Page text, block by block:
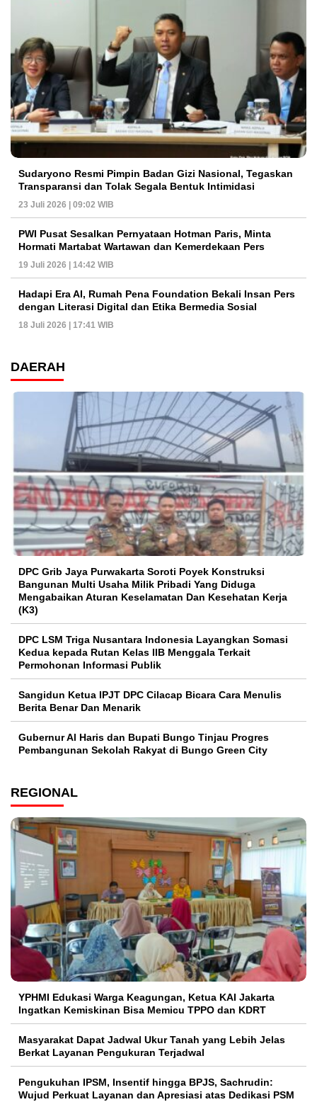
Sudaryono Resmi Pimpin Badan Gizi Nasional, Tegaskan
Transparansi dan Tolak Segala Bentuk Intimidasi
23 Juli 2026 | 09:02 WIB
PWI Pusat Sesalkan Pernyataan Hotman Paris, Minta
Hormati Martabat Wartawan dan Kemerdekaan Pers
19 Juli 2026 | 14:42 WIB
Hadapi Era AI, Rumah Pena Foundation Bekali Insan Pers
dengan Literasi Digital dan Etika Bermedia Sosial
18 Juli 2026 | 17:41 WIB
DAERAH
DPC Grib Jaya Purwakarta Soroti Poyek Konstruksi
Bangunan Multi Usaha Milik Pribadi Yang Diduga
Mengabaikan Aturan Keselamatan Dan Kesehatan Kerja
(K3)
DPC LSM Triga Nusantara Indonesia Layangkan Somasi
Kedua kepada Rutan Kelas IIB Menggala Terkait
Permohonan Informasi Publik
Sangidun Ketua IPJT DPC Cilacap Bicara Cara Menulis
Berita Benar Dan Menarik
​Gubernur Al Haris dan Bupati Bungo Tinjau Progres
Pembangunan Sekolah Rakyat di Bungo Green City
REGIONAL
YPHMI Edukasi Warga Keagungan, Ketua KAI Jakarta
Ingatkan Kemiskinan Bisa Memicu TPPO dan KDRT
Masyarakat Dapat Jadwal Ukur Tanah yang Lebih Jelas
Berkat Layanan Pengukuran Terjadwal
Pengukuhan IPSM, Insentif hingga BPJS, Sachrudin:
Wujud Perkuat Layanan dan Apresiasi atas Dedikasi PSM